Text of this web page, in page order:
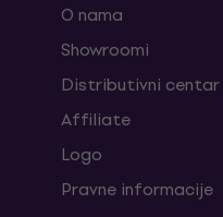
O nama
Showroomi
Distributivni centar
Affiliate
Logo
Pravne informacije